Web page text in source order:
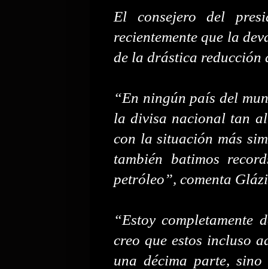
El consejero del
recientemente que la
de la drástica reducción
“En ningún país del
la divisa nacional tan
con la situación más
también batimos
petróleo”, comenta
“Estoy completamente
creo que estos incluso
una décima parte,